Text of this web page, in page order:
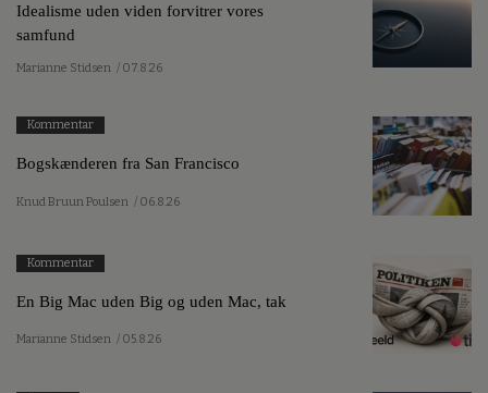
Idealisme uden viden forvitrer vores
samfund
Marianne Stidsen / 07.8.26
Kommentar
Bogskænderen fra San Francisco
Knud Bruun Poulsen / 06.8.26
Kommentar
En Big Mac uden Big og uden Mac, tak
Marianne Stidsen / 05.8.26